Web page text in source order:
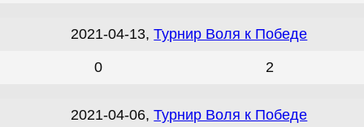
2021-04-13,Турнир Воля к Победе
0 2
2021-04-06,Турнир Воля к Победе